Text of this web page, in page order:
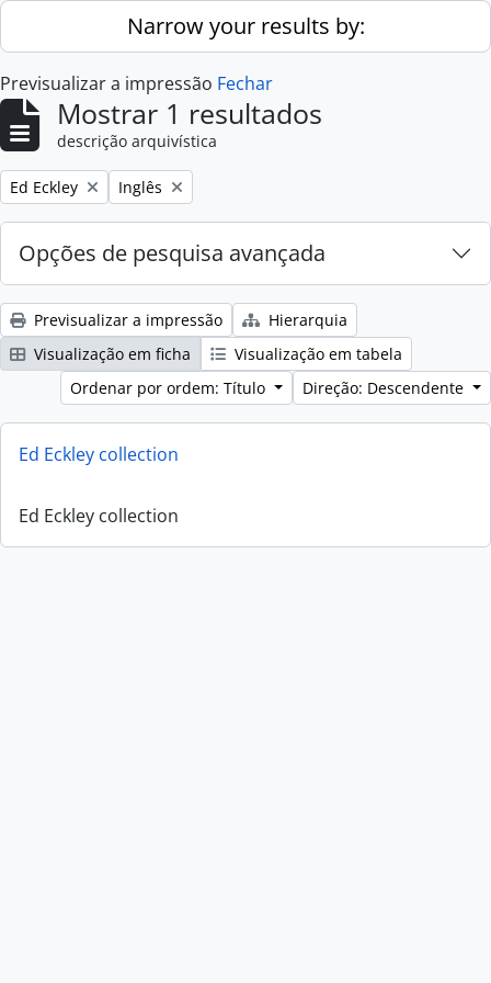
Skip to main contentNarrow your results by:
Previsualizar a impressão Fechar
Mostrar 1 resultados
descrição arquivística
Remove filter:
Ed Eckley Remove filter:
Inglês
Opções de pesquisa avançada
Previsualizar a impressão
Hierarquia
Visualização em ficha
Visualização em tabela
Ordenar por ordem: Título
Direção: Descendente
Ed Eckley collection
Ed Eckley collection